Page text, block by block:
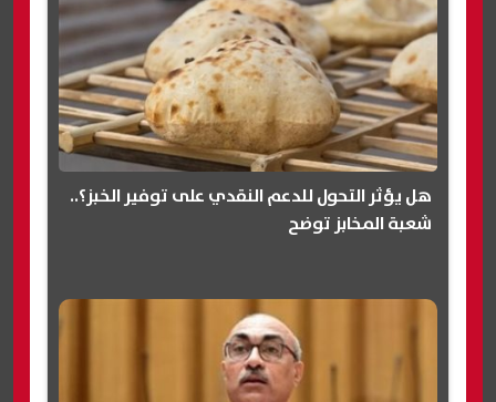
هل يؤثر التحول للدعم النقدي على توفير الخبز؟..
شعبة المخابز توضح